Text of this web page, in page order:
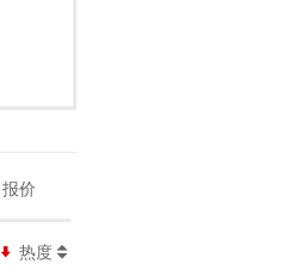
报价
 热度